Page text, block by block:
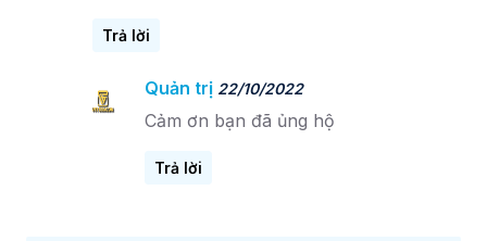
Trả lời
Quản trị 22/10/2022
Cảm ơn bạn đã ủng hộ
Trả lời